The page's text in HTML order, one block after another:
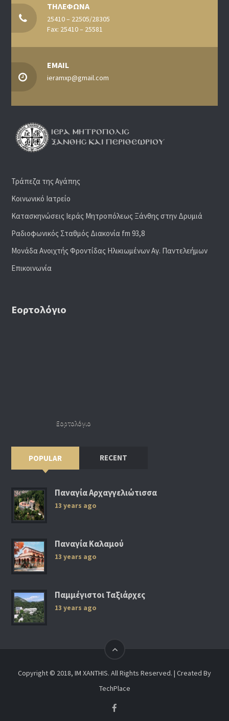
ΤΗΛΕΦΩΝΑ
25410 – 22505/28305
Fax: 25410 – 25581
EMAIL
ieramxp@gmail.com
Τράπεζα της Αγάπης
Κοινωνικό Ιατρείο
Κατασκηνώσεις Ιεράς Μητροπόλεως Ξάνθης στην Δρυμιά
Ραδιoφωνικός Σταθμός Διακονία fm 93,8
Μονάδα Ανοιχτής Φροντίδας Ηλικιωμένων Αγ. Παντελεήμων
Επικοινωνία
Εορτολόγιο
Εορτολόγιο
POPULAR RECENT
Παναγία Αρχαγγελιώτισσα
13 years ago
Παναγία Καλαμού
13 years ago
Παμμέγιστοι Ταξιάρχες
13 years ago
Copyright © 2018, IM XANTHIS. All Rights Reserved. | Created By
TechPlace